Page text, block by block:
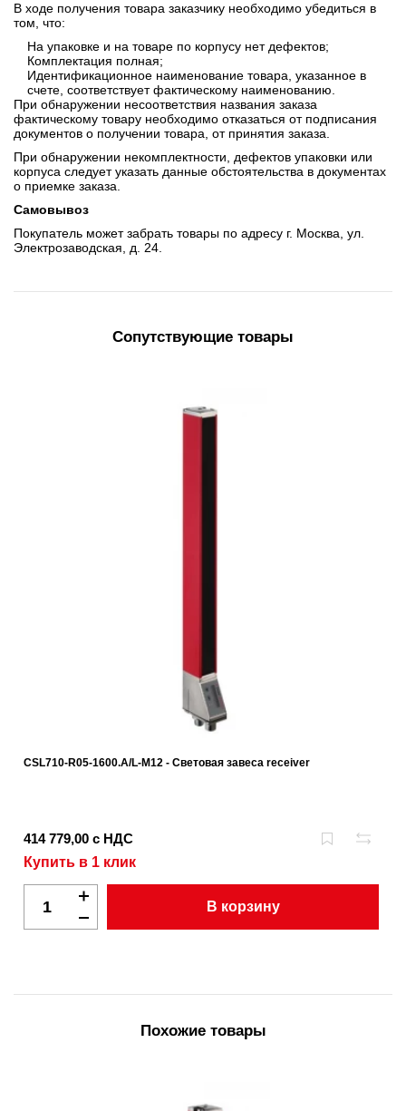
В ходе получения товара заказчику необходимо убедиться в
том, что:
На упаковке и на товаре по корпусу нет дефектов;
Комплектация полная;
Идентификационное наименование товара, указанное в
счете, соответствует фактическому наименованию.
При обнаружении несоответствия названия заказа
фактическому товару необходимо отказаться от подписания
документов о получении товара, от принятия заказа.
При обнаружении некомплектности, дефектов упаковки или
корпуса следует указать данные обстоятельства в документах
о приемке заказа.
Самовывоз
Покупатель может забрать товары по адресу г. Москва, ул.
Электрозаводская, д. 24.
Сопутствующие товары
CSL710-R05-1600.A/L-M12 - Световая завеса receiver
414 779,00 с НДС
Купить в 1 клик
В корзину
Похожие товары